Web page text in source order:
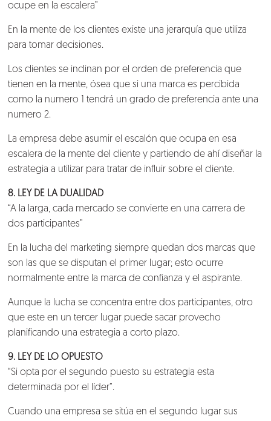
ocupe en la escalera”
En la mente de los clientes existe una jerarquía que utiliza
para tomar decisiones.
Los clientes se inclinan por el orden de preferencia que
tienen en la mente, ósea que si una marca es percibida
como la numero 1 tendrá un grado de preferencia ante una
numero 2.
La empresa debe asumir el escalón que ocupa en esa
escalera de la mente del cliente y partiendo de ahí diseñar la
estrategia a utilizar para tratar de influir sobre el cliente.
8. LEY DE LA DUALIDAD
“A la larga, cada mercado se convierte en una carrera de
dos participantes”
En la lucha del marketing siempre quedan dos marcas que
son las que se disputan el primer lugar; esto ocurre
normalmente entre la marca de confianza y el aspirante.
Aunque la lucha se concentra entre dos participantes, otro
que este en un tercer lugar puede sacar provecho
planificando una estrategia a corto plazo.
9. LEY DE LO OPUESTO
“Si opta por el segundo puesto su estrategia esta
determinada por el líder”.
Cuando una empresa se sitúa en el segundo lugar sus